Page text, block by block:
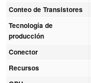
Conteo de Transistores
Tecnología de
producción
Conector
Recursos